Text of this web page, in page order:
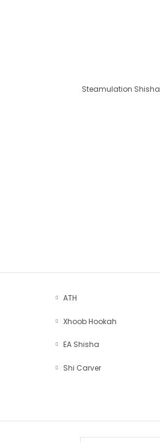
Steamulation Shisha
ATH
Xhoob Hookah
EA Shisha
Shi Carver